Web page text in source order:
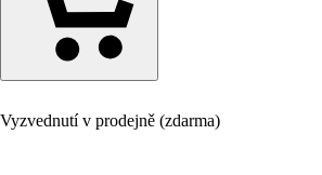
Vyzvednutí v prodejně (zdarma)